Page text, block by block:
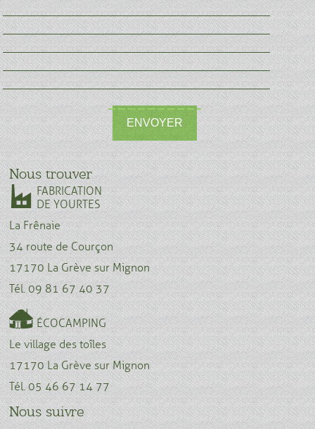
ENVOYER
Nous trouver
FABRICATION
DE YOURTES
La Frênaie
34 route de Courçon
17170 La Grève sur Mignon
Tél. 09 81 67 40 37
ÉCOCAMPING
Le village des toîles
17170 La Grève sur Mignon
Tél. 05 46 67 14 77
Nous suivre